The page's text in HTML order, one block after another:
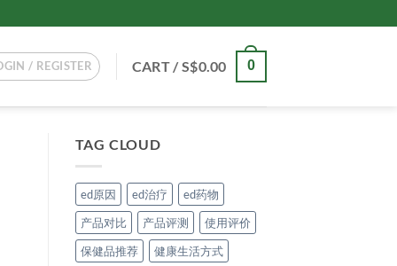
/ REGISTER CART /S$0.00 0
TAG CLOUD
ed原因 ed治疗
ed药物
产品对比
产品评测
使用评价
保健品推荐
健康生活方式